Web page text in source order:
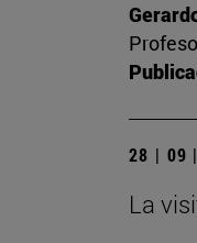
28 | 09
La